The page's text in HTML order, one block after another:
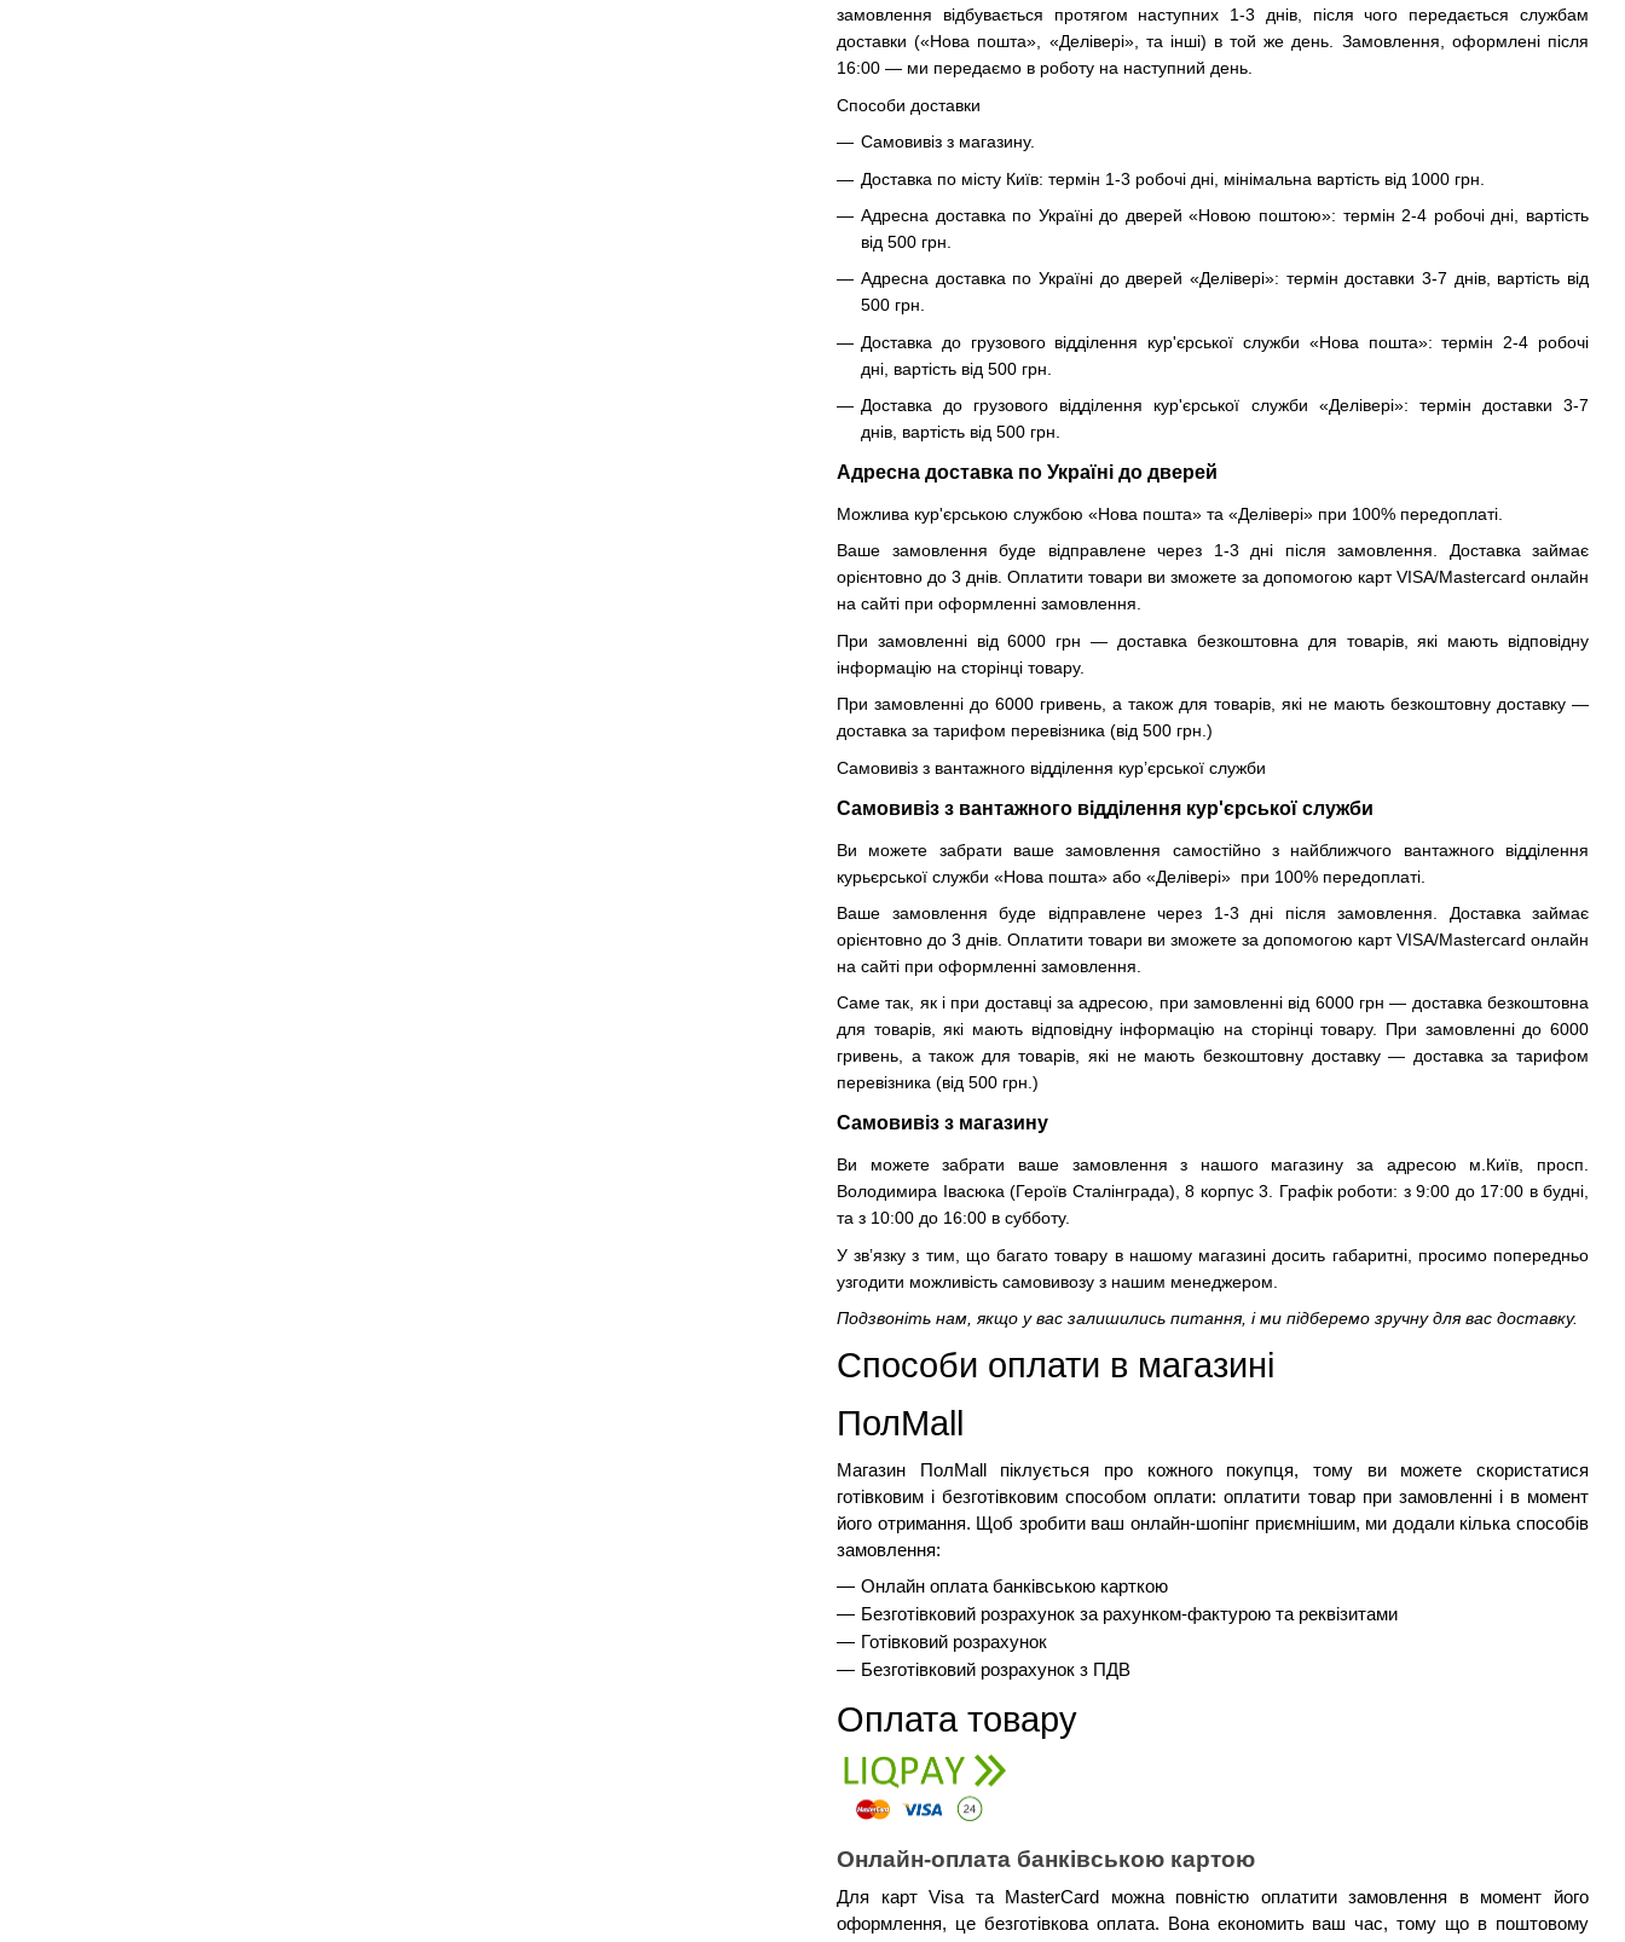
замовлення відбувається протягом наступних 1-3 днів, після чого передається службам
доставки («Нова пошта», «Делівері», та інші) в той же день. Замовлення, оформлені після
16:00 — ми передаємо в роботу на наступний день.
Способи доставки
Самовивіз з магазину.
Доставка по місту Київ: термін 1-3 робочі дні, мінімальна вартість від 1000 грн.
Адресна доставка по Україні до дверей «Новою поштою»: термін 2-4 робочі дні, вартість
від 500 грн.
Адресна доставка по Україні до дверей «Делівері»: термін доставки 3-7 днів, вартість від
500 грн.
Доставка до грузового відділення кур'єрської служби «Нова пошта»: термін 2-4 робочі
дні, вартість від 500 грн.
Доставка до грузового відділення кур'єрської служби «Делівері»: термін доставки 3-7
днів, вартість від 500 грн.
Адресна доставка по Україні до дверей
Можлива кур'єрською службою «Нова пошта» та «Делівері» при 100% передоплаті.
Ваше замовлення буде відправлене через 1-3 дні після замовлення. Доставка займає
орієнтовно до 3 днів. Оплатити товари ви зможете за допомогою карт VISA/Mastercard онлайн
на сайті при оформленні замовлення.
При замовленні від 6000 грн — доставка безкоштовна для товарів, які мають відповідну
інформацію на сторінці товару.
При замовленні до 6000 гривень, а також для товарів, які не мають безкоштовну доставку —
доставка за тарифом перевізника (від 500 грн.)
Самовивіз з вантажного відділення кур’єрської служби
Самовивіз з вантажного відділення кур'єрської служби
Ви можете забрати ваше замовлення самостійно з найближчого вантажного відділення
курьєрської служби «Нова пошта» або «Делівері» при 100% передоплаті.
Ваше замовлення буде відправлене через 1-3 дні після замовлення. Доставка займає
орієнтовно до 3 днів. Оплатити товари ви зможете за допомогою карт VISA/Mastercard онлайн
на сайті при оформленні замовлення.
Саме так, як і при доставці за адресою, при замовленні від 6000 грн — доставка безкоштовна
для товарів, які мають відповідну інформацію на сторінці товару. При замовленні до 6000
гривень, а також для товарів, які не мають безкоштовну доставку — доставка за тарифом
перевізника (від 500 грн.)
Самовивіз з магазину
Ви можете забрати ваше замовлення з нашого магазину за адресою м.Київ, просп.
Володимира Івасюка (Героїв Сталінграда), 8 корпус 3. Графік роботи: з 9:00 до 17:00 в будні,
та з 10:00 до 16:00 в субботу.
У зв’язку з тим, що багато товару в нашому магазині досить габаритні, просимо попередньо
узгодити можливість самовивозу з нашим менеджером.
Подзвоніть нам, якщо у вас залишились питання, і ми підберемо зручну для вас доставку.
Способи оплати в магазині
ПолMall
Магазин ПолMall
піклується про кожного покупця, тому ви можете скористатися
готівковим і безготівковим способом оплати: оплатити товар при замовленні і в момент
його отримання. Щоб зробити ваш онлайн-шопінг приємнішим, ми додали кілька способів
замовлення:
Онлайн оплата банківською карткою
Безготівковий розрахунок за рахунком-фактурою та реквізитами
Готівковий розрахунок
Безготівковий розрахунок з ПДВ
Оплата товару
Онлайн-оплата банківською картою
Для карт Visa та MasterCard можна повністю оплатити замовлення в момент його
оформлення, це безготівкова оплата. Вона економить ваш час, тому що в поштовому